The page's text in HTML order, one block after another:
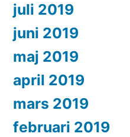
juli 2019
juni 2019
maj 2019
april 2019
mars 2019
februari 2019